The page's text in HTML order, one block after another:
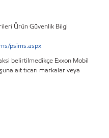
Ürün Güvenlik Bilgi
psims.aspx
belirtilmedikçe Exxon Mobil
ait ticari markalar veya